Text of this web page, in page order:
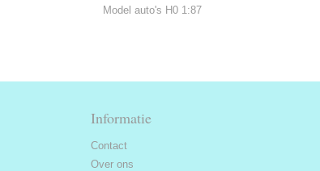
Model auto's H0 1:87
Informatie
Contact
Over ons